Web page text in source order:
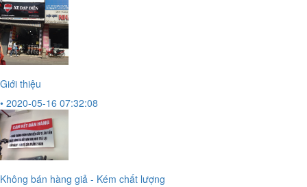
Giới thiệu
• 2020-05-16 07:32:08
Không bán hàng giả - Kém chất lượng